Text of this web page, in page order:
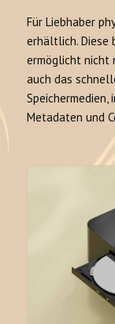
Für Liebhaber
erhältlich. Diese
ermöglicht nicht
auch das
Metadaten und